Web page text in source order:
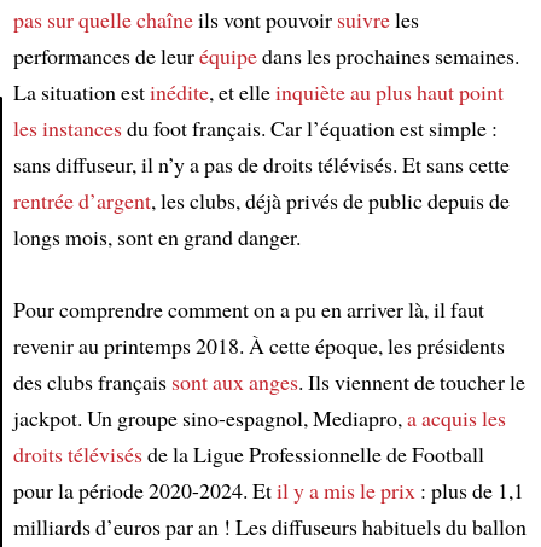
Article
pas sur quelle chaîneils vont pouvoir suivreles
performances de leuréquipedans les prochaines semaines.
La situation estinédite, et elleinquiète au plus haut point
les instancesdu foot français. Car l’équation est simple :
sans diffuseur, il n’y a pas de droits télévisés. Et sans cette
rentrée d’argent, les clubs, déjà privés de public depuis de
longs mois, sont en grand danger.
Pour comprendre comment on a pu en arriver là, il faut
revenir au printemps 2018. À cette époque, les présidents
des clubs français sont aux anges. Ils viennent de toucher le
jackpot. Un groupe sino-espagnol, Mediapro,a acquis les
droits télévisésde la Ligue Professionnelle de Football
pour la période 2020-2024. Etil y a mis le prix: plus de 1,1
milliards d’euros par an ! Les diffuseurs habituels du ballon